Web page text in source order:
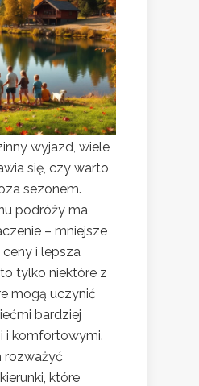
wyjazd, wiele
się, czy warto
sezonem.
podróży ma
– mniejsze
ceny i lepsza
tylko niektóre z
mogą uczynić
bardziej
i komfortowymi.
rozważyć
które